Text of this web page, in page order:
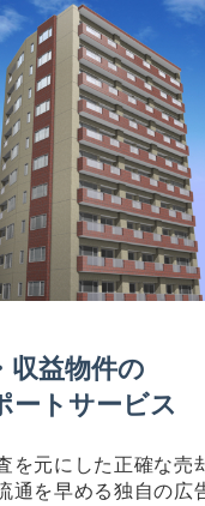
収益物件の
ートサービス
を元にした正確な売
通を早める独自の広